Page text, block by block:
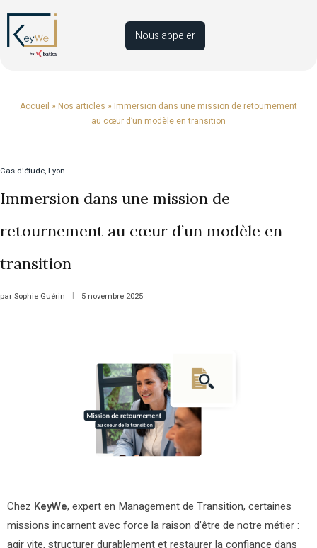
Nous appeler
Accueil » Nos articles » Immersion dans une mission de retournement
au cœur d’un modèle en transition
Cas d'étude,Lyon
Immersion dans une mission de
retournement au cœur d’un modèle en
transition
parSophie Guérin 5 novembre 2025
Chez KeyWe, expert en Management de Transition, certaines
missions incarnent avec force la raison d’être de notre métier :
agir vite, structurer durablement et restaurer la confiance dans